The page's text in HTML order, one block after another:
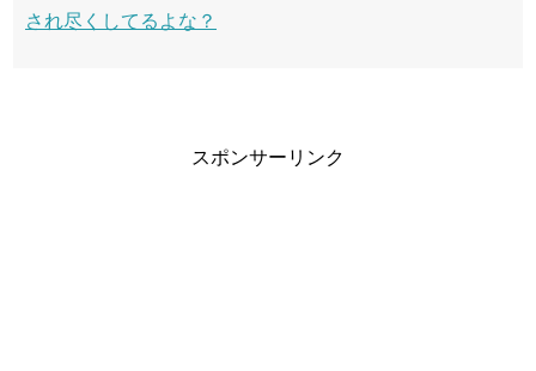
され尽くしてるよな？
スポンサーリンク